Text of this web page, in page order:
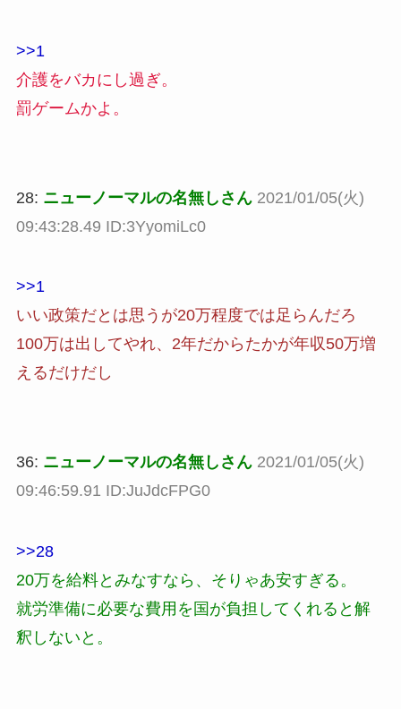
>>1
介護をバカにし過ぎ。
罰ゲームかよ。
28: ニューノーマルの名無しさん 2021/01/05(火)
09:43:28.49 ID:3YyomiLc0
>>1
いい政策だとは思うが20万程度では足らんだろ
100万は出してやれ、2年だからたかが年収50万増
えるだけだし
36: ニューノーマルの名無しさん 2021/01/05(火)
09:46:59.91 ID:JuJdcFPG0
>>28
20万を給料とみなすなら、そりゃあ安すぎる。
就労準備に必要な費用を国が負担してくれると解
釈しないと。